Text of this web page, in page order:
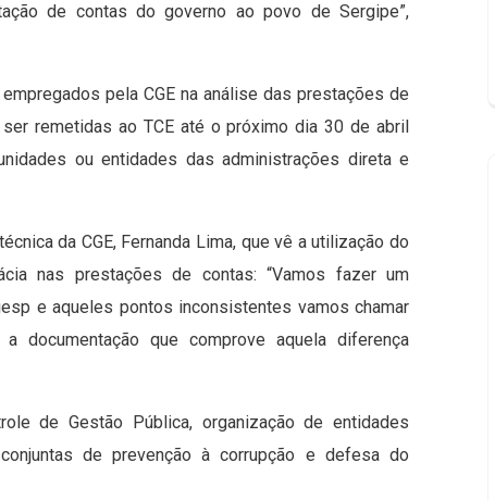
de contas do governo ao povo de Sergipe”,
pela CGE na análise das prestações de
remetidas ao TCE até o próximo dia 30 de abril
ou entidades das administrações direta e
da CGE, Fernanda Lima, que vê a utilização do
nas prestações de contas: “Vamos fazer um
e aqueles pontos inconsistentes vamos chamar
documentação que comprove aquela diferença
de Gestão Pública, organização de entidades
de prevenção à corrupção e defesa do